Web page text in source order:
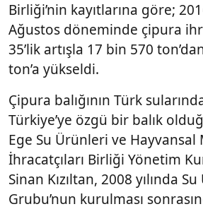
Birliği’nin kayıtlarına göre;
Ağustos döneminde çipura
35’lik artışla 17 bin 570
ton’a yükseldi.
Çipura balığının Türk
Türkiye’ye özgü bir balık
Ege Su Ürünleri ve
İhracatçıları Birliği Yönetim
Sinan Kızıltan, 2008 yılında
Grubu’nun kurulması